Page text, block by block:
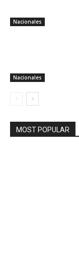
Nacionales
Nacionales
MOST POPULAR